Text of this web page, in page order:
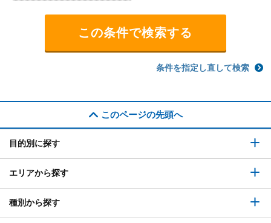
条件を指定し直して検索
このページの先頭へ
目的別に探す
エリアから探す
種別から探す